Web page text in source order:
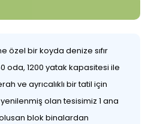
özel bir koyda denize sıfır
oda, 1200 yatak kapasitesi ile
ve ayrıcalıklı bir tatil için
yenilenmiş olan tesisimiz 1 ana
blok binalardan